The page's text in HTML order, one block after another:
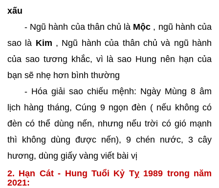
xấu
- Ngũ hành của thân chủ là Mộc , ngũ hành của
sao là Kim , Ngũ hành của thân chủ và ngũ hành
của sao tương khắc, vì là sao Hung nên hạn của
bạn sẽ nhẹ hơn bình thường
- Hóa giải sao chiếu mệnh: Ngày Mùng 8 âm
lịch hàng tháng, Cúng 9 ngọn đèn ( nếu không có
đèn có thể dùng nến, nhưng nếu trời có gió mạnh
thì không dùng được nến), 9 chén nước, 3 cây
hương, dùng giấy vàng viết bài vị
2. Hạn Cát - Hung Tuổi Kỷ Tỵ 1989 trong năm
2021: